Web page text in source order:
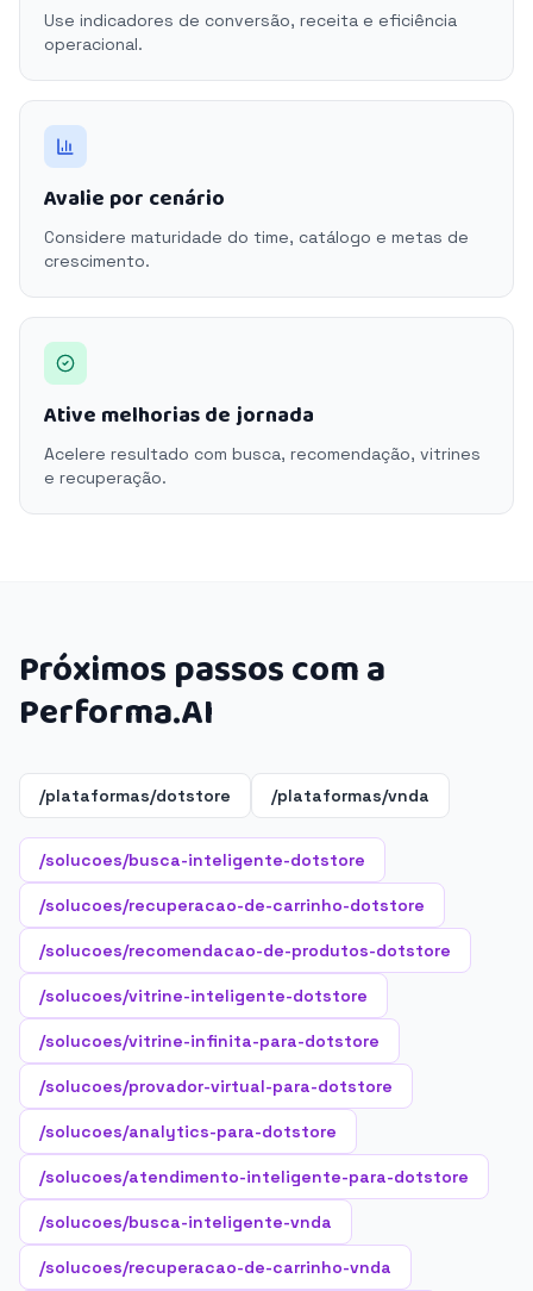
Use indicadores de conversão, receita e eficiência
operacional.
Avalie por cenário
Considere maturidade do time, catálogo e metas de
crescimento.
Ative melhorias de jornada
Acelere resultado com busca, recomendação, vitrines
e recuperação.
Próximos passos com a
Performa.AI
/plataformas/dotstore /plataformas/vnda
/solucoes/busca-inteligente-dotstore
/solucoes/recuperacao-de-carrinho-dotstore
/solucoes/recomendacao-de-produtos-dotstore
/solucoes/vitrine-inteligente-dotstore
/solucoes/vitrine-infinita-para-dotstore
/solucoes/provador-virtual-para-dotstore
/solucoes/analytics-para-dotstore
/solucoes/atendimento-inteligente-para-dotstore
/solucoes/busca-inteligente-vnda
/solucoes/recuperacao-de-carrinho-vnda